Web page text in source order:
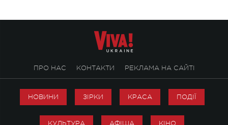
ПРО НАС КОНТАКТИ РЕКЛАМА НА САЙТІ
НОВИНИ ЗІРКИ КРАСА ПОДІЇ
КУЛЬТУРА АФІША КІНО